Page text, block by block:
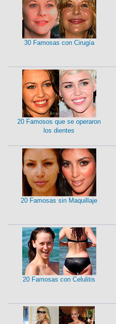
30 Famosas con Cirugía
20 Famosos que se operaron
los dientes
20 Famosas sin Maquillaje
20 Famosas con Celulitis